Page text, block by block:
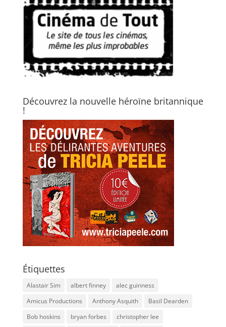
Découvrez la nouvelle héroïne britannique
!
Étiquettes
Alastair Sim albert finney
alec guinness
Amicus Productions
Anthony Asquith
Basil Dearden
Bob hoskins
bryan forbes
christopher lee